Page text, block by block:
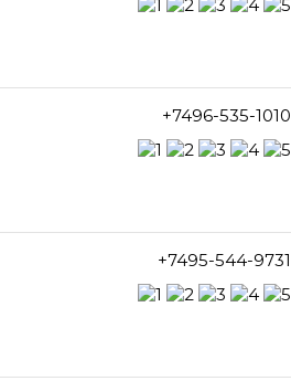
+7496-535-1010
+7495-544-9731